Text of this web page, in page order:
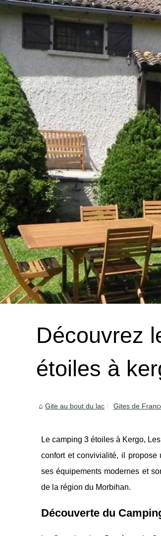
Découvrez
étoiles à
Gite au bout du lac Gites de
Le camping 3 étoiles à Kergo,
confort et convivialité, il propose
ses équipements modernes et
de la région du Morbihan.
Découverte du